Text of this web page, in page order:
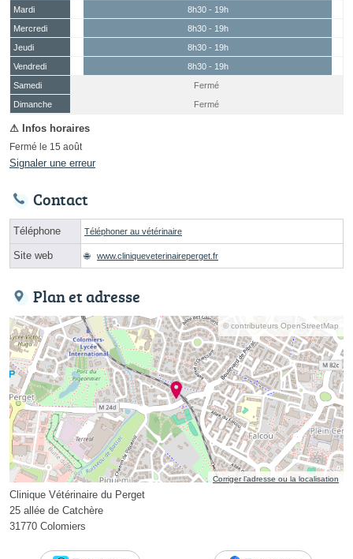
Mardi
8h30 - 19h
Mercredi
8h30 - 19h
Jeudi
8h30 - 19h
Vendredi
8h30 - 19h
Samedi
(15 août)
Fermé
Dimanche
Fermé
Fermé le 15 août
Signaler une erreur
Contact
Téléphone Téléphoner au vétérinaire
Site web www.cliniqueveterinaireperget.fr
Plan et adresse
© contributeurs OpenStreetMap
Corriger l’adresse ou la localisation
Clinique Vétérinaire du Perget
25 allée de Catchère
31770 Colomiers